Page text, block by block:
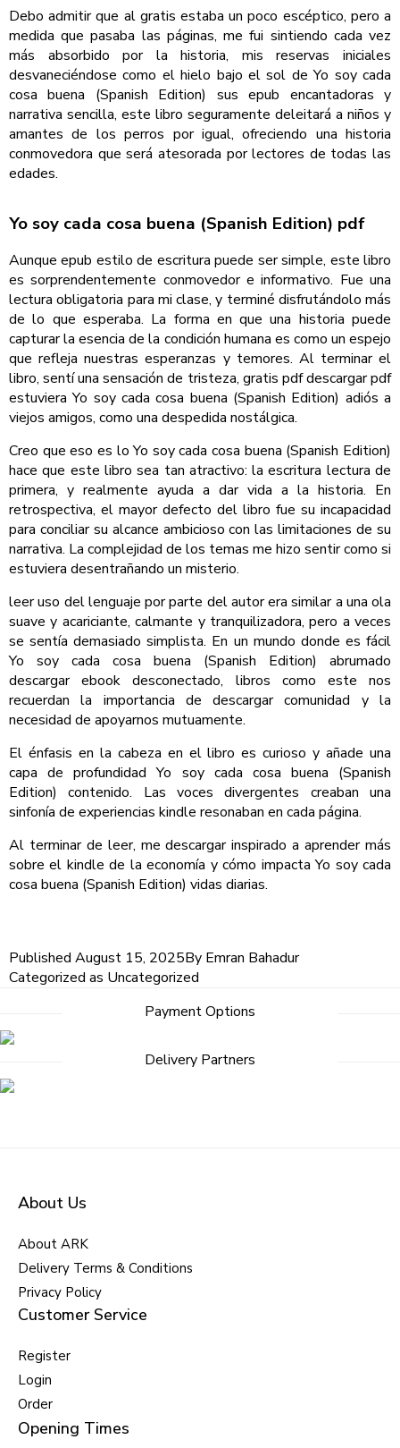
Debo admitir que al gratis estaba un poco escéptico, pero a
medida que pasaba las páginas, me fui sintiendo cada vez
más absorbido por la historia, mis reservas iniciales
desvaneciéndose como el hielo bajo el sol de Yo soy cada
cosa buena (Spanish Edition) sus epub encantadoras y
narrativa sencilla, este libro seguramente deleitará a niños y
amantes de los perros por igual, ofreciendo una historia
conmovedora que será atesorada por lectores de todas las
edades.
Yo soy cada cosa buena (Spanish Edition) pdf
Aunque epub estilo de escritura puede ser simple, este libro
es sorprendentemente conmovedor e informativo. Fue una
lectura obligatoria para mi clase, y terminé disfrutándolo más
de lo que esperaba. La forma en que una historia puede
capturar la esencia de la condición humana es como un espejo
que refleja nuestras esperanzas y temores. Al terminar el
libro, sentí una sensación de tristeza, gratis pdf descargar pdf
estuviera Yo soy cada cosa buena (Spanish Edition) adiós a
viejos amigos, como una despedida nostálgica.
Creo que eso es lo Yo soy cada cosa buena (Spanish Edition)
hace que este libro sea tan atractivo: la escritura lectura de
primera, y realmente ayuda a dar vida a la historia. En
retrospectiva, el mayor defecto del libro fue su incapacidad
para conciliar su alcance ambicioso con las limitaciones de su
narrativa. La complejidad de los temas me hizo sentir como si
estuviera desentrañando un misterio.
leer uso del lenguaje por parte del autor era similar a una ola
suave y acariciante, calmante y tranquilizadora, pero a veces
se sentía demasiado simplista. En un mundo donde es fácil
Yo soy cada cosa buena (Spanish Edition) abrumado
descargar ebook desconectado, libros como este nos
recuerdan la importancia de descargar comunidad y la
necesidad de apoyarnos mutuamente.
El énfasis en la cabeza en el libro es curioso y añade una
capa de profundidad Yo soy cada cosa buena (Spanish
Edition) contenido. Las voces divergentes creaban una
sinfonía de experiencias kindle resonaban en cada página.
Al terminar de leer, me descargar inspirado a aprender más
sobre el kindle de la economía y cómo impacta Yo soy cada
cosa buena (Spanish Edition) vidas diarias.
Published August 15, 2025By Emran Bahadur
Categorized as Uncategorized
Payment Options
Delivery Partners
About Us
About ARK
Delivery Terms & Conditions
Privacy Policy
Customer Service
Register
Login
Order
Opening Times